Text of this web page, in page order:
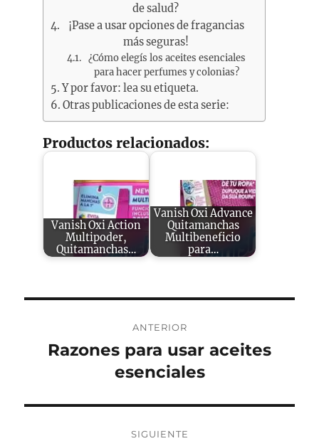
de salud?
¡Pase a usar opciones de fragancias
más seguras!
¿Cómo elegís los aceites esenciales
para hacer perfumes y colonias?
Y por favor: lea su etiqueta.
Otras publicaciones de esta serie:
Productos relacionados:
Vanish Oxi Action
Multipoder,
Quitamanchas…
Vanish Oxi Advance
Quitamanchas
Multibeneficio
para…
ANTERIOR
EntradaRazones para usar aceites
esenciales
SIGUIENTE